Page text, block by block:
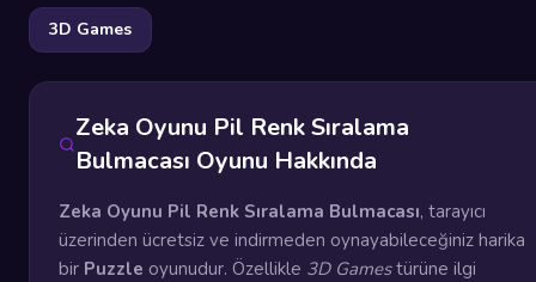
3D Games
Zeka Oyunu Pil Renk Sıralama
Bulmacası Oyunu Hakkında
Zeka Oyunu Pil Renk Sıralama Bulmacası, tarayıcı
üzerinden ücretsiz ve indirmeden oynayabileceğiniz harika
bir Puzzle oyunudur. Özellikle 3D Gamestürüne ilgi